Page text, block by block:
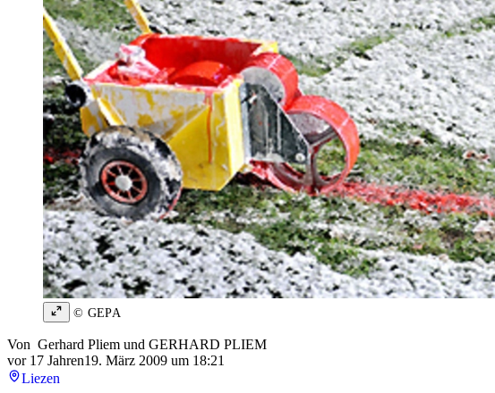
© GEPA
Von Gerhard Pliem und GERHARD PLIEM
vor 17 Jahren19. März 2009 um 18:21
Liezen